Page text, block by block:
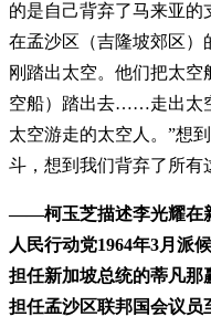
的是自己背弃了马来亚的
在孟沙区（吉隆坡郊区）
刚踏出太空。他们把太
空船）踏出去……走出太
太空游走的太空人。”想
斗，想到我们背弃了所有
——柯玉芝描述李光耀在
人民行动党1964年3月派
担任新加坡总统的蒂凡那
担任孟沙区联邦国会议